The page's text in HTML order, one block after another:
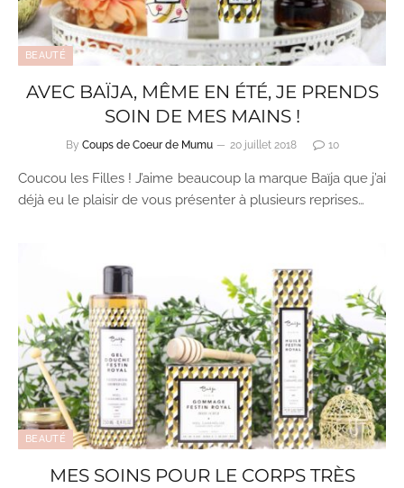
BEAUTÉ
AVEC BAÏJA, MÊME EN ÉTÉ, JE PRENDS
SOIN DE MES MAINS !
By Coups de Coeur de Mumu 20 juillet 2018 10
Coucou les Filles ! J’aime beaucoup la marque Baïja que j’ai
déjà eu le plaisir de vous présenter à plusieurs reprises…
BEAUTÉ
MES SOINS POUR LE CORPS TRÈS